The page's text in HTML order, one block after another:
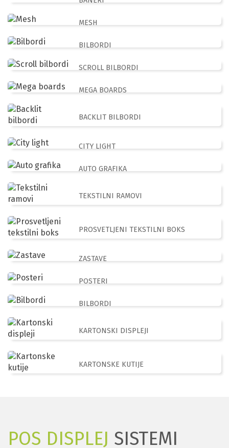
MESH
BILBORDI
SCROLL BILBORDI
MEGA BOARDS
BACKLIT BILBORDI
CITY LIGHT
AUTO GRAFIKA
TEKSTILNI RAMOVI
PROSVETLJENI TEKSTILNI BOKS
ZASTAVE
POSTERI
BILBORDI
KARTONSKI DISPLEJI
KARTONSKE KUTIJE
POS DISPLEJ SISTEMI